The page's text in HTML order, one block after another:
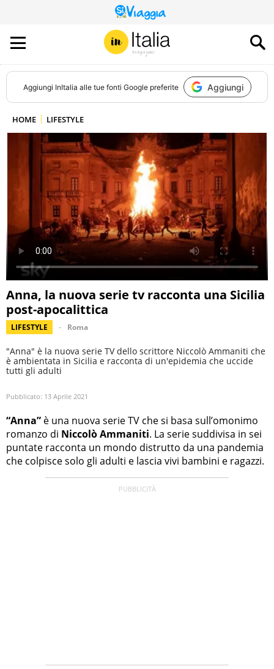
QUESTO
SITO
CONTRIBUISCE
ALL’AUDIENCE
DI
Aggiungi InItalia alle tue fonti Google preferite Aggiungi
HOME LIFESTYLE
Anna, la nuova serie tv racconta una Sicilia
post-apocalittica
LIFESTYLE Roma
"Anna" è la nuova serie TV dello scrittore Niccolò Ammaniti che
è ambientata in Sicilia e racconta di un'epidemia che uccide
tutti gli adulti
Pubblicato: 13 Aprile 2021
“Anna” è una nuova serie TV che si basa sull’omonimo
romanzo di Niccolò Ammaniti. La serie suddivisa in sei
puntate racconta un mondo distrutto da una pandemia
che colpisce solo gli adulti e lascia vivi bambini e ragazzi.